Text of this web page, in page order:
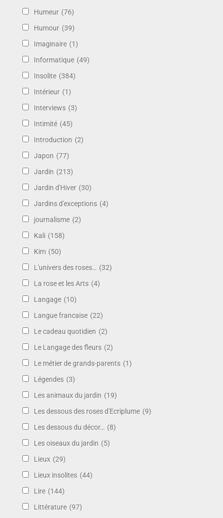
Humeur (76)
Humour (39)
Imaginaire (1)
Informatique (49)
Insolite (384)
Intérieur (1)
Interviews (3)
Intimité (45)
Introduction (2)
Japon (77)
Jardin (213)
Jardin d'Hiver (30)
Jardins d'exceptions (4)
journalisme (2)
Kali (158)
Kim (50)
L'univers des roses… (32)
La rose et les Arts (4)
Langage (10)
Langue francaise (22)
Le cadeau quotidien (2)
Le Langage des fleurs (2)
Le métier de grands-parents (1)
Légendes (3)
Les animaux du jardin (19)
Les dessous des roses d'Ecriplume (9)
Les dessous du décor… (8)
Les oiseaux du jardin (5)
Lieux (29)
Lieux insolites (44)
Lire (144)
Littérature (97)